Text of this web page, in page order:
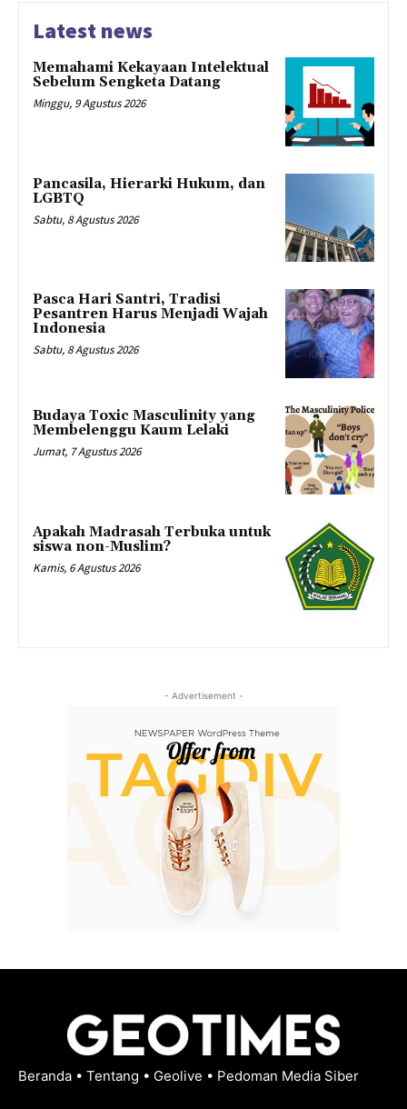
Latest news
Memahami Kekayaan Intelektual
Sebelum Sengketa Datang
Minggu, 9 Agustus 2026
Pancasila, Hierarki Hukum, dan
LGBTQ
Sabtu, 8 Agustus 2026
Pasca Hari Santri, Tradisi
Pesantren Harus Menjadi Wajah
Indonesia
Sabtu, 8 Agustus 2026
Budaya Toxic Masculinity yang
Membelenggu Kaum Lelaki
Jumat, 7 Agustus 2026
Apakah Madrasah Terbuka untuk
siswa non-Muslim?
Kamis, 6 Agustus 2026
- Advertisement -
Beranda • Tentang • Geolive • Pedoman Media Siber